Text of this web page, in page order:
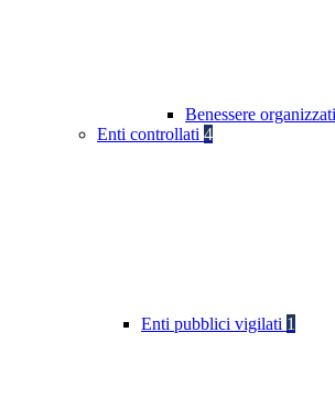
Benessere
Enti controllati 4
Enti pubblici vigilati 1